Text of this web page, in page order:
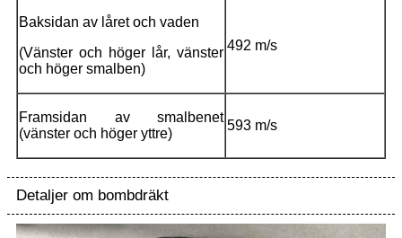
Baksidan av låret och vaden
(Vänster och höger lår, vänster
och höger smalben)
492 m/s
Framsidan av smalbenet
(vänster och höger yttre)
593 m/s
Detaljer om bombdräkt